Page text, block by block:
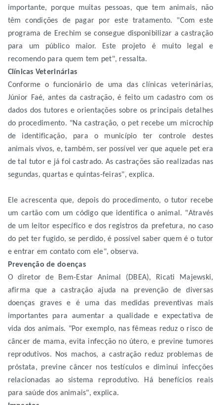
importante, porque muitas pessoas, que tem animais, não
têm condições de pagar por este tratamento. "Com este
programa de Erechim se consegue disponibilizar a castração
para um público maior. Este projeto é muito legal e
recomendo para quem tem pet", ressalta.
Clínicas Veterinárias
Conforme o funcionário de uma das clínicas veterinárias,
Júnior Faé, antes da castração, é feito um cadastro com os
dados dos tutores e orientações sobre os principais detalhes
do procedimento. "Na castração, o pet recebe um microchip
de identificação, para o município ter controle destes
animais vivos, e, também, ser possível ver que aquele pet era
de tal tutor e já foi castrado. As castrações são realizadas nas
segundas, quartas e quintas-feiras", explica.
Ele acrescenta que, depois do procedimento, o tutor recebe
um cartão com um código que identifica o animal. "Através
de um leitor específico e dos registros da prefetura, no caso
do pet ter fugido, se perdido, é possível saber quem é o tutor
e entrar em contato com ele", observa.
Prevenção de doenças
O diretor de Bem-Estar Animal (DBEA), Ricati Majewski,
afirma que a castração ajuda na prevenção de diversas
doenças graves e é uma das medidas preventivas mais
importantes para aumentar a qualidade e expectativa de
vida dos animais. "Por exemplo, nas fêmeas reduz o risco de
câncer de mama, evita infecção no útero, e previne tumores
reprodutivos. Nos machos, a castração reduz problemas de
próstata, previne câncer nos testículos e diminui infecções
relacionadas ao sistema reprodutivo. Há benefícios reais
para saúde dos animais", explica.